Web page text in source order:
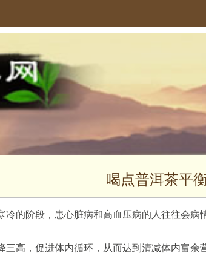
喝点普洱茶平
的阶段，患心脏病和高血压病的人往往会病
三高，促进体内循环，从而达到清减体内富